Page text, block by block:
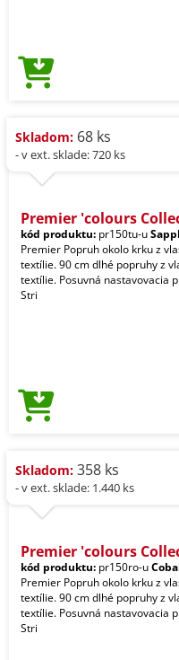
Skladom: 68 ks
- v ext. sklade: 720 ks
Premier 'colours
kód produktu: pr150tu-u
Premier Popruh okolo krku z
textílie. 90 cm dlhé popruhy z
textílie. Posuvná nastavovacia
Stri
Skladom: 358 ks
- v ext. sklade: 1.440 ks
Premier 'colours
kód produktu: pr150ro-u
Premier Popruh okolo krku z
textílie. 90 cm dlhé popruhy z
textílie. Posuvná nastavovacia
Stri